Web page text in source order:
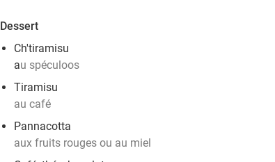
Dessert
Ch'tiramisu
au spéculoos
Tiramisu
au café
Pannacotta
aux fruits rouges ou au miel